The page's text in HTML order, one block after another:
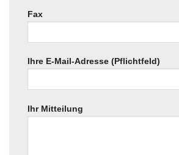
Fax
Ihre E-Mail-Adresse (Pflichtfeld)
Ihr Mitteilung